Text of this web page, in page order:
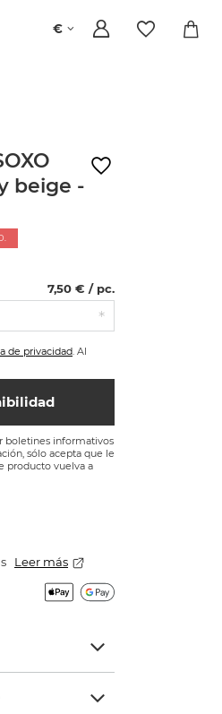
€
beige -
7,50 € / pc.
de privacidad. Al
boletines informativos
sólo acepta que le
producto vuelva a
Leer más